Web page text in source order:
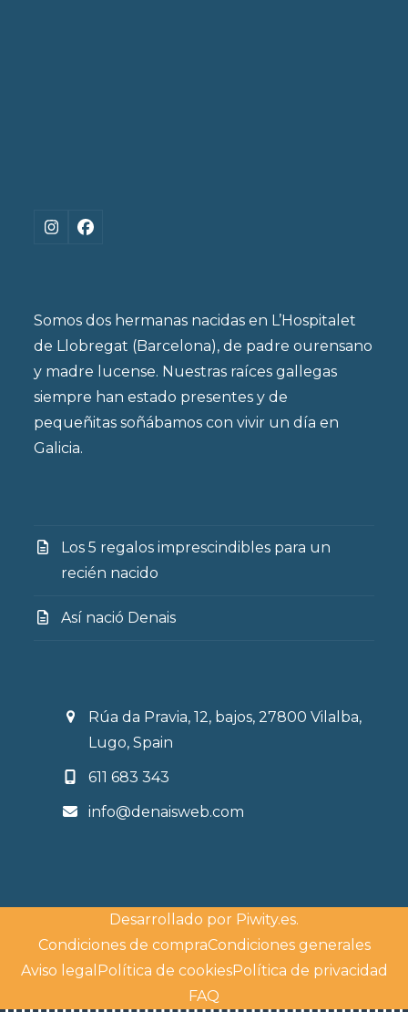
Instagram
Facebook
Somos dos hermanas nacidas en L’Hospitalet
de Llobregat (Barcelona), de padre ourensano
y madre lucense. Nuestras raíces gallegas
siempre han estado presentes y de
pequeñitas soñábamos con vivir un día en
Galicia.
Los 5 regalos imprescindibles para un
recién nacido
Así nació Denais
Rúa da Pravia, 12, bajos, 27800 Vilalba,
Lugo, Spain
611 683 343
info@denaisweb.com
Desarrollado por Piwity.es.
Condiciones de compraCondiciones generales
Aviso legal Política de cookiesPolítica de privacidad
FAQ